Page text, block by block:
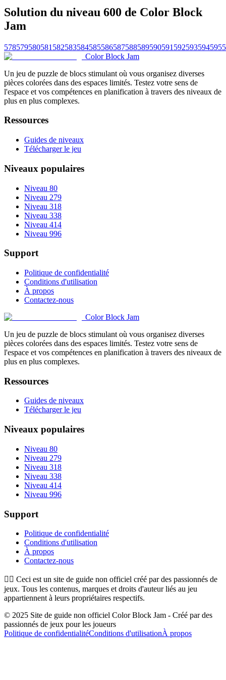
Solution du niveau 600 de Color Block
Jam
578579580581 582583584585586587588589590591 592593594595
Color Block Jam
Un jeu de puzzle de blocs stimulant où vous organisez diverses
pièces colorées dans des espaces limités. Testez votre sens de
l'espace et vos compétences en planification à travers des niveaux de
plus en plus complexes.
Ressources
Guides de niveaux
Télécharger le jeu
Niveaux populaires
Niveau 80
Niveau 279
Niveau 318
Niveau 338
Niveau 414
Niveau 996
Support
Politique de confidentialité
Conditions d'utilisation
À propos
Contactez-nous
Color Block Jam
Un jeu de puzzle de blocs stimulant où vous organisez diverses
pièces colorées dans des espaces limités. Testez votre sens de
l'espace et vos compétences en planification à travers des niveaux de
plus en plus complexes.
Ressources
Guides de niveaux
Télécharger le jeu
Niveaux populaires
Niveau 80
Niveau 279
Niveau 318
Niveau 338
Niveau 414
Niveau 996
Support
Politique de confidentialité
Conditions d'utilisation
À propos
Contactez-nous
👉🏻 Ceci est un site de guide non officiel créé par des passionnés de
jeux. Tous les contenus, marques et droits d'auteur liés au jeu
appartiennent à leurs propriétaires respectifs.
© 2025 Site de guide non officiel Color Block Jam - Créé par des
passionnés de jeux pour les joueurs
Politique de confidentialitéConditions d'utilisationÀ propos